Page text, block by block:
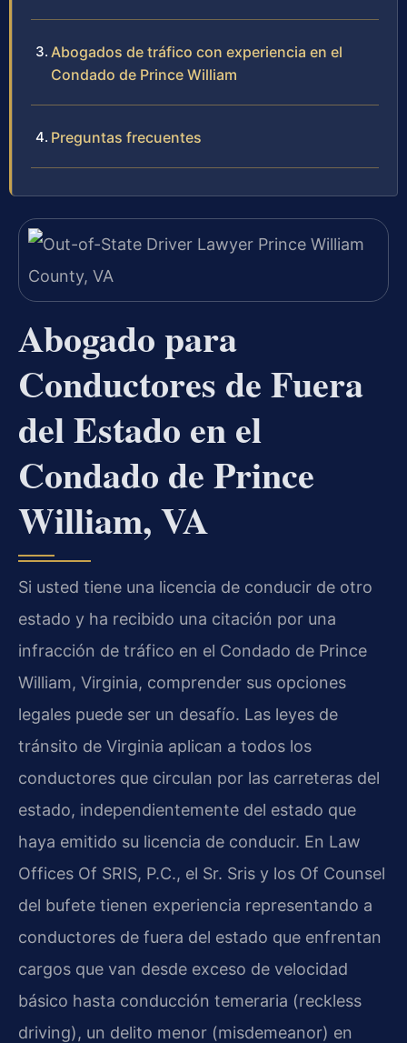
Abogados de tráfico con experiencia en el
Condado de Prince William
Preguntas frecuentes
Abogado para
Conductores de Fuera
del Estado en el
Condado de Prince
William, VA
Si usted tiene una licencia de conducir de otro
estado y ha recibido una citación por una
infracción de tráfico en el Condado de Prince
William, Virginia, comprender sus opciones
legales puede ser un desafío. Las leyes de
tránsito de Virginia aplican a todos los
conductores que circulan por las carreteras del
estado, independientemente del estado que
haya emitido su licencia de conducir. En Law
Offices Of SRIS, P.C., el Sr. Sris y los Of Counsel
del bufete tienen experiencia representando a
conductores de fuera del estado que enfrentan
cargos que van desde exceso de velocidad
básico hasta conducción temeraria (reckless
driving), un delito menor (misdemeanor) en